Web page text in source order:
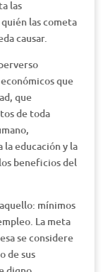
las
las cometa
causar.
que
que
de toda
la educación y la
beneficios del
mínimos
La meta
se considere
de sus